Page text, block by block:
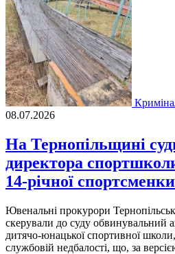
08.07.2026
На Тернопільщині
директора
14-річної
Ювенальні прокурори
скерували до суду обвинувальний
дитячо-юнацької спортивної
службовій недбалості, що, за